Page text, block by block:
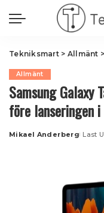
Tekniksmart> Allmänt >
Allmänt
Samsung Galaxy
före lanseringen
Posted
Mikael Anderberg Last